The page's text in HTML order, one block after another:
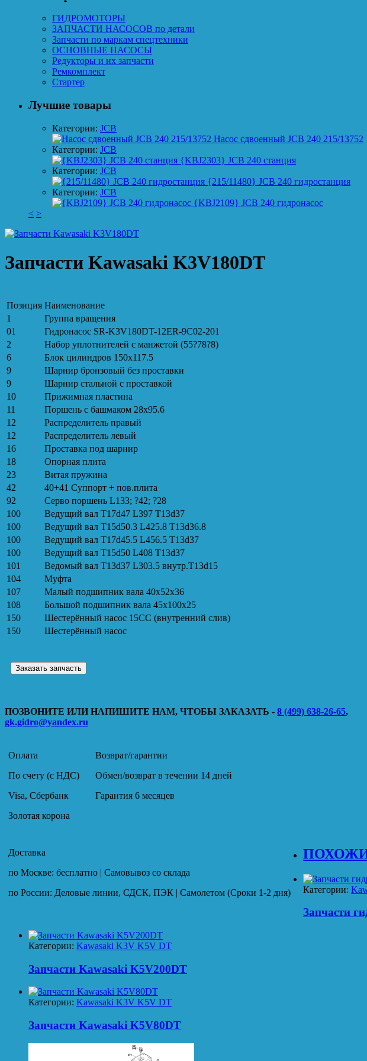
ГИДРОМОТОРЫ
ЗАПЧАСТИ НАСОСОВ по детали
Запчасти по маркам спецтехники
ОСНОВНЫЕ НАСОСЫ
Редукторы и их запчасти
Ремкомплект
Стартер
Лучшие товары
Категории: JCB
Насос сдвоенный JCB 240 215/13752
Категории: JCB
{KBJ2303} JCB 240 станция
Категории: JCB
{215/11480} JCB 240 гидростанция
Категории: JCB
{KBJ2109} JCB 240 гидронасос
< >
Запчасти Kawasaki K3V180DT
Позиция Наименование
1
Группа вращения
01
Гидронасос SR-K3V180DT-12ER-9C02-201
2
Набор уплотнителей с манжетой (55?78?8)
6
Блок цилиндров 150x117.5
9
Шарнир бронзовый без проставки
9
Шарнир стальной с проставкой
10
Прижимная пластина
11
Поршень с башмаком 28x95.6
12
Распределитель правый
12
Распределитель левый
16
Проставка под шарнир
18
Опорная плита
23
Витая пружина
42
40+41 Суппорт + пов.плита
92
Серво поршень L133; ?42; ?28
100
Ведущий вал T17d47 L397 T13d37
100
Ведущий вал T15d50.3 L425.8 T13d36.8
100
Ведущий вал T17d45.5 L456.5 T13d37
100
Ведущий вал T15d50 L408 T13d37
101
Ведомый вал T13d37 L303.5 внутр.T13d15
104
Муфта
107
Малый подшипник вала 40x52x36
108
Большой подшипник вала 45x100x25
150
Шестерённый насос 15CC (внутренний слив)
150
Шестерённый насос
Заказать запчасть
ПОЗВОНИТЕ ИЛИ НАПИШИТЕ НАМ, ЧТОБЫ ЗАКАЗАТЬ - 8 (499) 638-26-65,
gk.gidro@yandex.ru
Оплата
По счету (с НДС)
Visa, Сбербанк
Золотая корона
Возврат/гарантии
Обмен/возврат в течении 14 дней
Гарантия 6 месяцев
Доставка
по Москве: бесплатно | Самовывоз со склада
по России: Деловые линии, СДСК, ПЭК | Самолетом (Сроки 1-2 дня)
Категории:
Запчасти
Категории: Kawasaki K3V K5V DT
Запчасти Kawasaki K5V200DT
Категории: Kawasaki K3V K5V DT
Запчасти Kawasaki K5V80DT